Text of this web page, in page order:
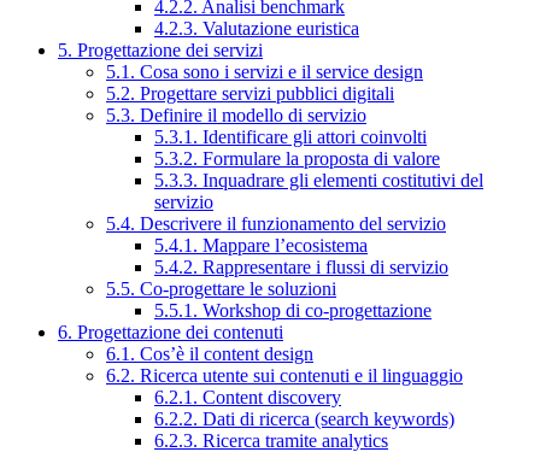
4.2.2. Analisi benchmark
4.2.3. Valutazione euristica
5. Progettazione dei servizi
5.1. Cosa sono i servizi e il service design
5.2. Progettare servizi pubblici digitali
5.3. Definire il modello di servizio
5.3.1. Identificare gli attori coinvolti
5.3.2. Formulare la proposta di valore
5.3.3. Inquadrare gli elementi costitutivi del
servizio
5.4. Descrivere il funzionamento del servizio
5.4.1. Mappare l’ecosistema
5.4.2. Rappresentare i flussi di servizio
5.5. Co-progettare le soluzioni
5.5.1. Workshop di co-progettazione
6. Progettazione dei contenuti
6.1. Cos’è il content design
6.2. Ricerca utente sui contenuti e il linguaggio
6.2.1. Content discovery
6.2.2. Dati di ricerca (search keywords)
6.2.3. Ricerca tramite analytics